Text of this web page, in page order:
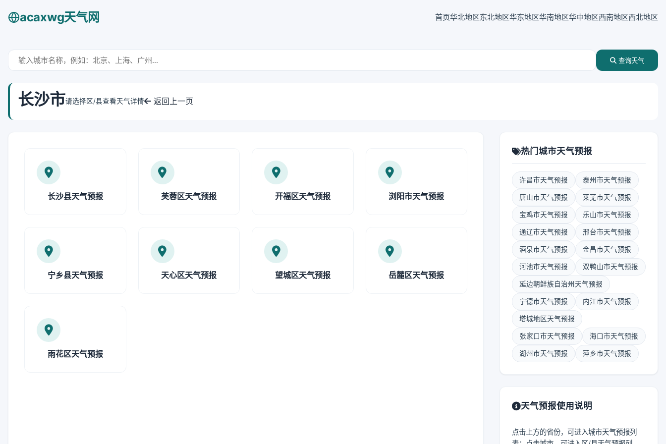
acaxwg天气网 首页华北地区东北地区华东地区华南地区华中地区西南地区西北地区
查询天气
长沙市请选择区/县查看天气详情 返回上一页
长沙县天气预报 芙蓉区天气预报 开福区天气预报 浏阳市天气预报
宁乡县天气预报 天心区天气预报 望城区天气预报 岳麓区天气预报
雨花区天气预报
热门城市天气预报
许昌市天气预报 泰州市天气预报
唐山市天气预报 莱芜市天气预报
宝鸡市天气预报 乐山市天气预报
通辽市天气预报 邢台市天气预报
酒泉市天气预报 金昌市天气预报
河池市天气预报 双鸭山市天气预报
延边朝鲜族自治州天气预报
宁德市天气预报 内江市天气预报
塔城地区天气预报
张家口市天气预报 海口市天气预报
湖州市天气预报 萍乡市天气预报
天气预报使用说明
点击上方的省份，可进入城市天气预报列